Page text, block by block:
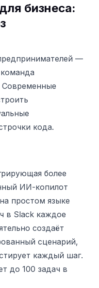
бизнеса:
—
кода.
более
ИИ-копилот
простом языке
в Slack каждое
создаёт
сценарий,
каждый шаг.
до 100 задач в